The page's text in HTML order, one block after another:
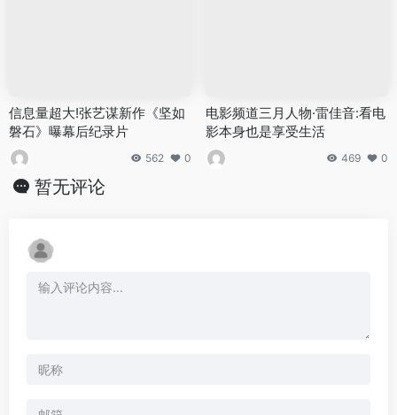
信息量超大!张艺谋新作《坚如
磐石》曝幕后纪录片
562 0
电影频道三月人物·雷佳音:看电
影本身也是享受生活
469 0
暂无评论